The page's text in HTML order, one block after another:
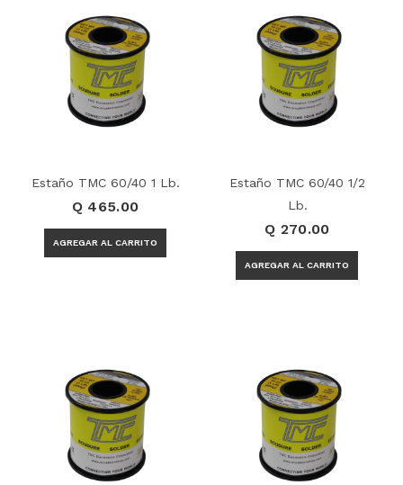
Estaño TMC 60/40 1 Lb.
Q 465.00
Estaño TMC 60/40 1/2
Lb.
Q 270.00